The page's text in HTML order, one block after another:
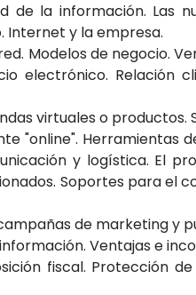
de la información. Las
Internet y la empresa.
Modelos de negocio.
electrónico. Relación
virtuales o productos.
"online". Herramientas
y logística. El
Soportes para el
de marketing y
Ventajas e
fiscal. Protección